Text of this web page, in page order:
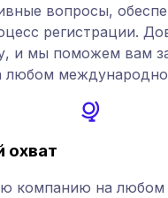
вопросы,
регистрации.
и мы поможем вам
любом
охват
компанию на любом